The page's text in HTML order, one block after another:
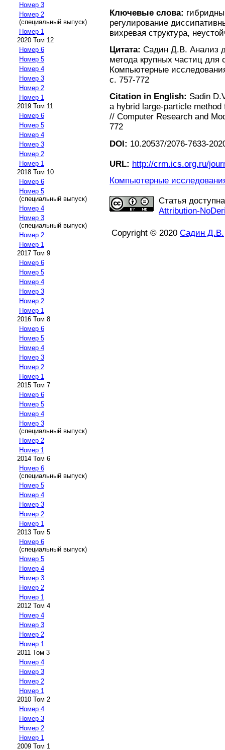
Номер 3
Номер 2
(специальный выпуск)
Номер 1
2020 Том 12
Номер 6
Номер 5
Номер 4
Номер 3
Номер 2
Номер 1
2019 Том 11
Номер 6
Номер 5
Номер 4
Номер 3
Номер 2
Номер 1
2018 Том 10
Номер 6
Номер 5
(специальный выпуск)
Номер 4
Номер 3
(специальный выпуск)
Номер 2
Номер 1
2017 Том 9
Номер 6
Номер 5
Номер 4
Номер 3
Номер 2
Номер 1
2016 Том 8
Номер 6
Номер 5
Номер 4
Номер 3
Номер 2
Номер 1
2015 Том 7
Номер 6
Номер 5
Номер 4
Номер 3
(специальный выпуск)
Номер 2
Номер 1
2014 Том 6
Номер 6
(специальный выпуск)
Номер 5
Номер 4
Номер 3
Номер 2
Номер 1
2013 Том 5
Номер 6
(специальный выпуск)
Номер 5
Номер 4
Номер 3
Номер 2
Номер 1
2012 Том 4
Номер 4
Номер 3
Номер 2
Номер 1
2011 Том 3
Номер 4
Номер 3
Номер 2
Номер 1
2010 Том 2
Номер 4
Номер 3
Номер 2
Номер 1
2009 Том 1
Ключевые слова:
регулирование
вихревая структура,
Цитата: Садин Д.В. Анализ
метода крупных частиц для
Компьютерные
с. 757-772
Citation in English: Sadin
a hybrid large-particle
// Computer Research and
772
DOI: 10.20537/2076-7633-
URL: http://crm.ics.org.ru/
Компьютерные
Статья
Attribution-
Copyright © 2020 Садин Д.В.